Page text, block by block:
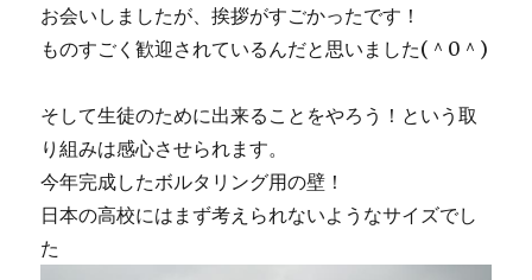
お会いしましたが、挨拶がすごかったです！
ものすごく歓迎されているんだと思いました(＾0＾)
そして生徒のために出来ることをやろう！という取
り組みは感心させられます。
今年完成したボルタリング用の壁！
日本の高校にはまず考えられないようなサイズでし
た